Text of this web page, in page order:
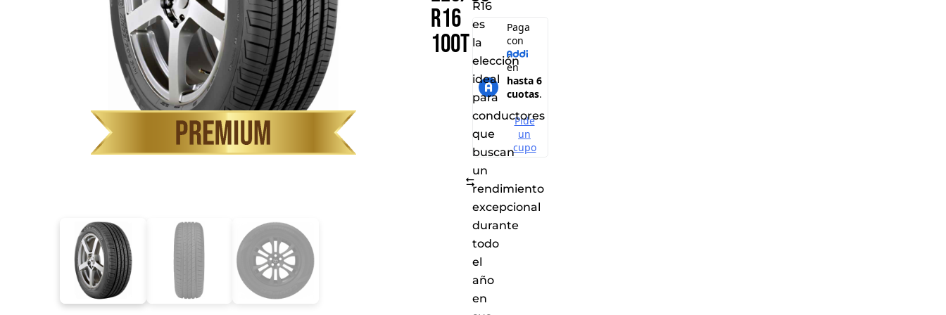
R16
100T
Comparar
R16
es
la
elección
ideal
para
conductores
que
buscan
un
rendimiento
excepcional
durante
todo
el
año
en